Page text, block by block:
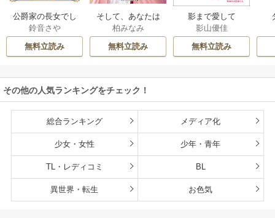
公爵家の長女でし
た
鈴音さや
無料立読み
そして、あなたは
私を捨てる
柏みなみ
無料立読み
影まで愛して
影山優佳
無料立読み
その他の人気ランキングをチェック！
総合ランキング メディア化
少女・女性 少年・青年
TL・レディコミ BL
異世界・転生 お色気